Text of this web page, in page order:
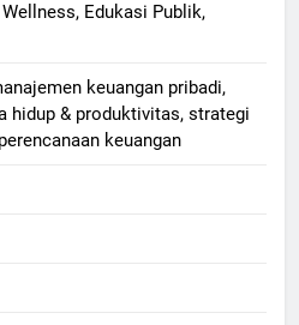
Edukasi Publik,
keuangan pribadi,
hidup & produktivitas, strategi
keuangan